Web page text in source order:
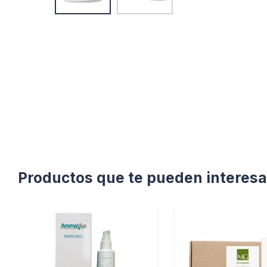
Productos que te pueden